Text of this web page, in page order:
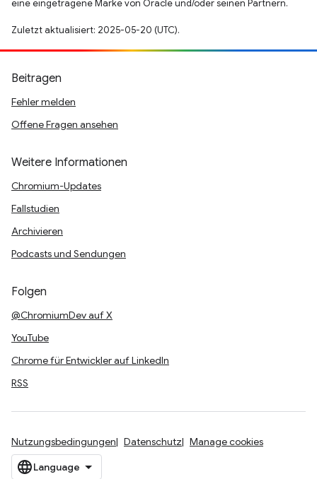
eine eingetragene Marke von Oracle und/oder seinen Partnern.
Zuletzt aktualisiert: 2025-05-20 (UTC).
Beitragen
Fehler melden
Offene Fragen ansehen
Weitere Informationen
Chromium-Updates
Fallstudien
Archivieren
Podcasts und Sendungen
Folgen
@ChromiumDev auf X
YouTube
Chrome für Entwickler auf LinkedIn
RSS
Nutzungsbedingungen Datenschutz Manage cookies